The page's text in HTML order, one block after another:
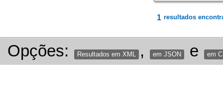
1 resultados
Opções: Resultados em XML , em JSON e em